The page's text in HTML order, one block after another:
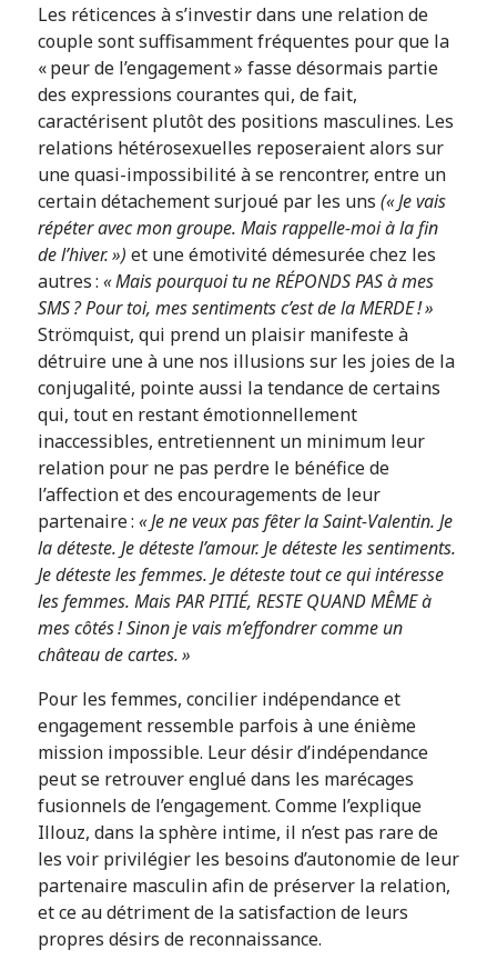
Les réticences à s’investir dans une relation de
couple sont suffisamment fréquentes pour que la
« peur de l’engagement » fasse désormais partie
des expressions courantes qui, de fait,
caractérisent plutôt des positions masculines. Les
relations hétérosexuelles reposeraient alors sur
une quasi-impossibilité à se rencontrer, entre un
certain détachement surjoué par les uns (« Je vais
répéter avec mon groupe. Mais rappelle-moi à la fin
de l’hiver. ») et une émotivité démesurée chez les
autres : « Mais pourquoi tu ne RÉPONDS PAS à mes
SMS ? Pour toi, mes sentiments c’est de la MERDE ! »
Strömquist, qui prend un plaisir manifeste à
détruire une à une nos illusions sur les joies de la
conjugalité, pointe aussi la tendance de certains
qui, tout en restant émotionnellement
inaccessibles, entretiennent un minimum leur
relation pour ne pas perdre le bénéfice de
l’affection et des encouragements de leur
partenaire : « Je ne veux pas fêter la Saint-Valentin. Je
la déteste. Je déteste l’amour. Je déteste les sentiments.
Je déteste les femmes. Je déteste tout ce qui intéresse
les femmes. Mais PAR PITIÉ, RESTE QUAND MÊME à
mes côtés ! Sinon je vais m’effondrer comme un
château de cartes. »
Pour les femmes, concilier indépendance et
engagement ressemble parfois à une énième
mission impossible. Leur désir d’indépendance
peut se retrouver englué dans les marécages
fusionnels de l’engagement. Comme l’explique
Illouz, dans la sphère intime, il n’est pas rare de
les voir privilégier les besoins d’autonomie de leur
partenaire masculin afin de préserver la relation,
et ce au détriment de la satisfaction de leurs
propres désirs de reconnaissance.